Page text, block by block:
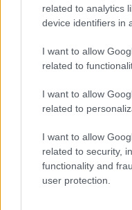
related to analytics
device identifiers in
I want to allow
related to
I want to allow
related to
I want to allow
related to security,
functionality and
user protection.
VÁZQUEZ
LUIS RIOJA